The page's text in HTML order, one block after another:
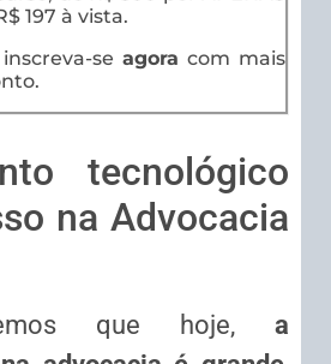
197 à vista.
se agora com mais
tecnológico
na Advocacia
que hoje, a